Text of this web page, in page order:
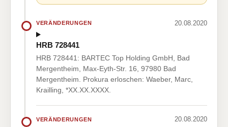
VERÄNDERUNGEN 20.08.2020
HRB 728441
HRB 728441: BARTEC Top Holding GmbH, Bad
Mergentheim, Max-Eyth-Str. 16, 97980 Bad
Mergentheim. Prokura erloschen: Waeber, Marc,
Krailling, *XX.XX.XXXX.
VERÄNDERUNGEN 20.08.2020